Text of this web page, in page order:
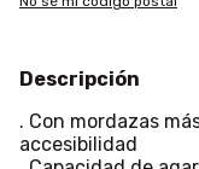
Descripción
. Con mordazas
accesibilidad